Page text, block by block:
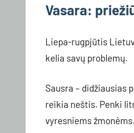
Vasara:
Liepa-rugpjūtis
kelia savų problemų.
Sausra – didžiausias
reikia neštis. Penki
vyresniems žmonėms.